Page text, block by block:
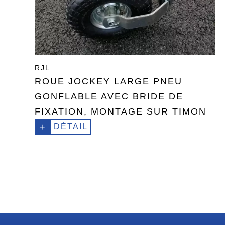
RJL
ROUE JOCKEY LARGE PNEU
GONFLABLE AVEC BRIDE DE
FIXATION, MONTAGE SUR TIMON
+ DÉTAIL